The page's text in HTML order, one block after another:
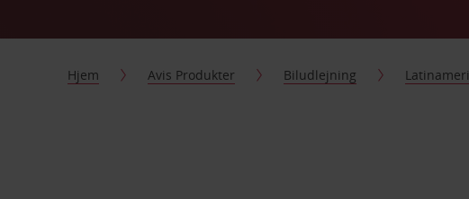
Hjem Avis Produkter Biludlejning